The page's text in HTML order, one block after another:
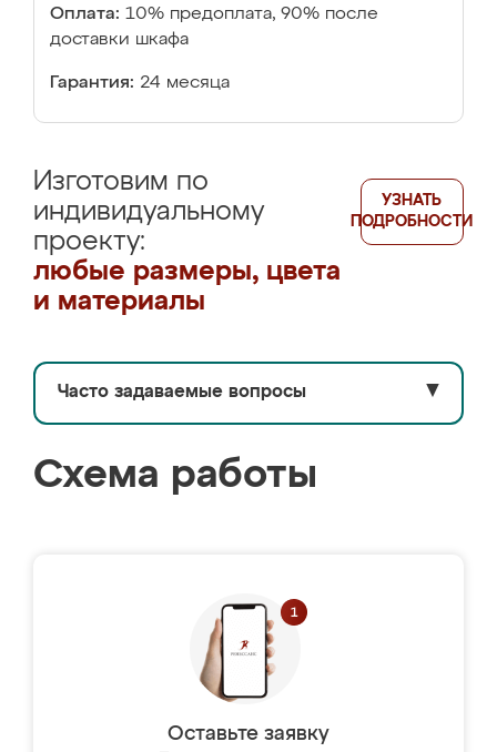
Оплата: 10% предоплата, 90% после
доставки шкафа
Гарантия: 24 месяца
Изготовим по
индивидуальному
проекту:
любые размеры, цвета
и материалы
УЗНАТЬ
ПОДРОБНОСТИ
Часто задаваемые вопросы ▼
Схема работы
Оставьте заявку